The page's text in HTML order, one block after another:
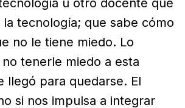
u otro docente que
tecnología; que sabe cómo
no le tiene miedo. Lo
tenerle miedo a esta
llegó para quedarse. El
si nos impulsa a integrar